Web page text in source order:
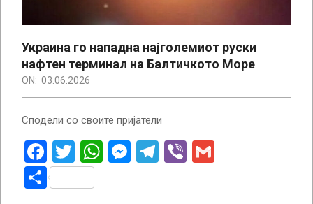
Украина го нападна најголемиот руски
нафтен терминал на Балтичкото Море
ON: 03.06.2026
Сподели со своите пријатели
Facebook
Twitter
WhatsApp
Messenger
Telegram
Viber
Share